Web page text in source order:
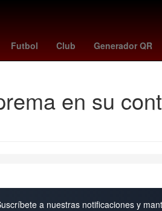
Futbol Club Generador QR
Yoko Taro el universal mexico
en su
a nuestras notificaciones y